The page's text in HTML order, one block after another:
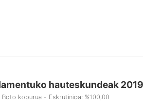
hauteskundeak
Boto kopurua - Eskrutinioa: %100,00